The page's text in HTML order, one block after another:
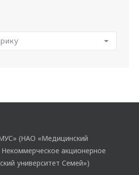
(НАО «Медицинский
акционерное
университет Семей»)